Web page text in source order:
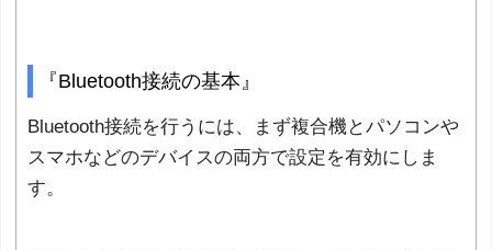
『Bluetooth接続の基本』
Bluetooth接続を行うには、まず複合機とパソコンや
スマホなどのデバイスの両方で設定を有効にしま
す。